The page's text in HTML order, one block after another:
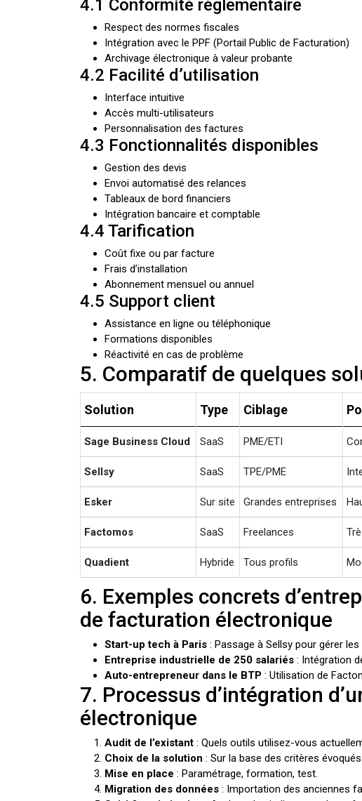
4.1 Conformité réglementaire
Respect des normes fiscales
Intégration avec le PPF (Portail Public de Facturation)
Archivage électronique à valeur probante
4.2 Facilité d’utilisation
Interface intuitive
Accès multi-utilisateurs
Personnalisation des factures
4.3 Fonctionnalités disponibles
Gestion des devis
Envoi automatisé des relances
Tableaux de bord financiers
Intégration bancaire et comptable
4.4 Tarification
Coût fixe ou par facture
Frais d’installation
Abonnement mensuel ou annuel
4.5 Support client
Assistance en ligne ou téléphonique
Formations disponibles
Réactivité en cas de problème
5. Comparatif de quelques
Solution Type Ciblage
Sage Business Cloud SaaS PME/ETI
Sellsy SaaS TPE/PME
Esker Sur site Grandes entreprises
Factomos SaaS Freelances
Quadient Hybride Tous profils
6. Exemples concrets
de facturation électronique
Start-up tech à Paris : Passage à Sellsy pour gérer
Entreprise industrielle de 250 salariés : Intégration
Auto-entrepreneur dans le BTP : Utilisation de
7. Processus d’intégration
électronique
Audit de l’existant : Quels outils utilisez-vous
Choix de la solution : Sur la base des critères évoqués.
Mise en place : Paramétrage, formation, test.
Migration des données : Importation des anciennes